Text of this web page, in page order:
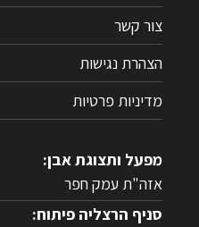
צור קשר
הצהרת נגישות
מדיניות פרטיות
מפעל ותצוגת אבן:
אזה"ת עמק חפר
סניף הרצליה פיתוח: